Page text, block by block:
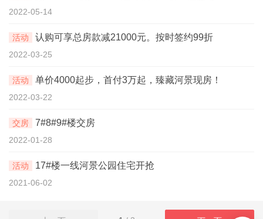
2022-05-14
活动 认购可享总房款减21000元。按时签约99折
2022-03-25
活动 单价4000起步，首付3万起，臻藏河景现房！
2022-03-22
交房 7#8#9#楼交房
2022-01-28
活动 17#楼一线河景公园住宅开抢
2021-06-02
资讯